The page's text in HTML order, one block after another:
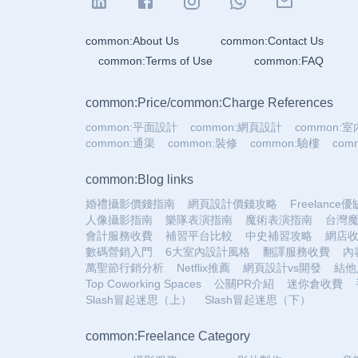
common:About Us
common:Contact Us
common:Terms of Use
common:FAQ
common:Price/common:Charge References
common:平面設計 common:網頁設計
common:室
common:通渠
common:裝修 common:驗樓
common:Blog links
婚禮攝影價錢指南 網頁設計價錢攻略
Freelance優
人像攝影指南
樂隊表演指南 魔術表演指南
台灣
會計服務收費
補習平台比較 中史補習攻略
網店
數碼營銷入門
6大室內設計風格 翻譯服務收費
內
萬聖節行銷分析
Netflix推薦 網頁設計vs開發
結
Top Coworking Spaces
公關PR介紹 迷你倉收費
Slash冒起迷思（上）
Slash冒起迷思（下）
common:Freelance Category